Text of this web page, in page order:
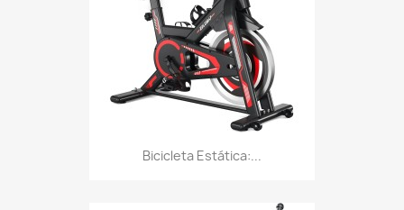
Bicicleta Estática:...